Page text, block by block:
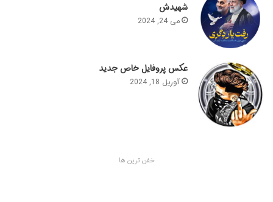
شهیدش
می 24, 2024
عکس پروفایل خاص جدید
آوریل 18, 2024
خفن ترین ها